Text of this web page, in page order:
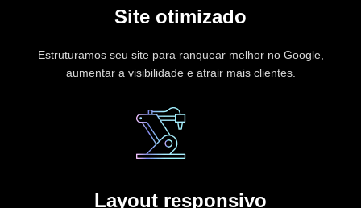
Site otimizado
Estruturamos seu site para ranquear melhor no Google,
aumentar a visibilidade e atrair mais clientes.
Layout responsivo